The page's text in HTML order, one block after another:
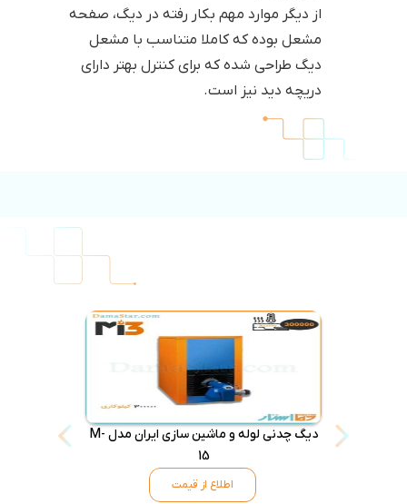
از دیگر موارد مهم بکار رفته در دیگ، صفحه
مشعل بوده که کاملا متناسب با مشعل
دیگ طراحی شده که برای کنترل بهتر دارای
دریچه دید نیز است.
دیگ چدنی لوله و ماشین سازی ایران مدل M-
15
اطلاع از قیمت